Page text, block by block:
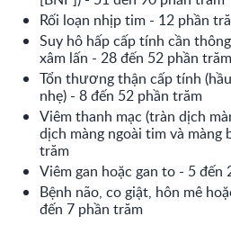
Rối loạn nhịp tim - 12 phần
Suy hô hấp cấp tính cần
xâm lấn - 28 đến 52 phần trăm
Tổn thương thận cấp tính
nhẹ) - 8 đến 52 phần trăm
Viêm thanh mạc (tràn dịch
dịch màng ngoài tim và màng
trăm
Viêm gan hoặc gan to - 5 đến
Bệnh não, co giật, hôn mê
đến 7 phần trăm